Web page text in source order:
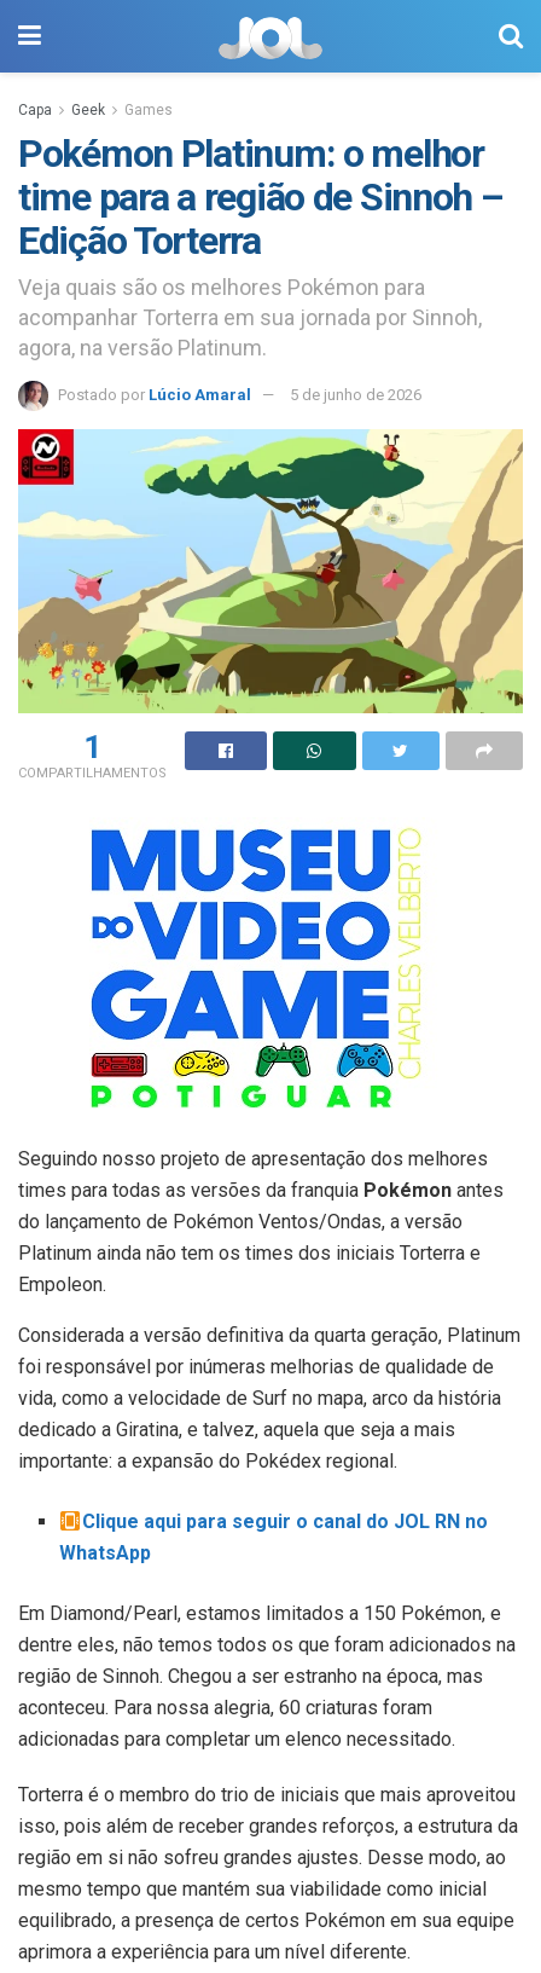
Capa Geek Games
Pokémon Platinum: o melhor
time para a região de Sinnoh –
Edição Torterra
Veja quais são os melhores Pokémon para
acompanhar Torterra em sua jornada por Sinnoh,
agora, na versão Platinum.
Postado por Lúcio Amaral 5 de junho de 2026
1
COMPARTILHAMENTOS
Seguindo nosso projeto de apresentação dos melhores
times para todas as versões da franquia Pokémon antes
do lançamento de Pokémon Ventos/Ondas, a versão
Platinum ainda não tem os times dos iniciais Torterra e
Empoleon.
Considerada a versão definitiva da quarta geração, Platinum
foi responsável por inúmeras melhorias de qualidade de
vida, como a velocidade de Surf no mapa, arco da história
dedicado a Giratina, e talvez, aquela que seja a mais
importante: a expansão do Pokédex regional.
Clique aqui para seguir o canal do JOL RN no
WhatsApp
Em Diamond/Pearl, estamos limitados a 150 Pokémon, e
dentre eles, não temos todos os que foram adicionados na
região de Sinnoh. Chegou a ser estranho na época, mas
aconteceu. Para nossa alegria, 60 criaturas foram
adicionadas para completar um elenco necessitado.
Torterra é o membro do trio de iniciais que mais aproveitou
isso, pois além de receber grandes reforços, a estrutura da
região em si não sofreu grandes ajustes. Desse modo, ao
mesmo tempo que mantém sua viabilidade como inicial
equilibrado, a presença de certos Pokémon em sua equipe
aprimora a experiência para um nível diferente.